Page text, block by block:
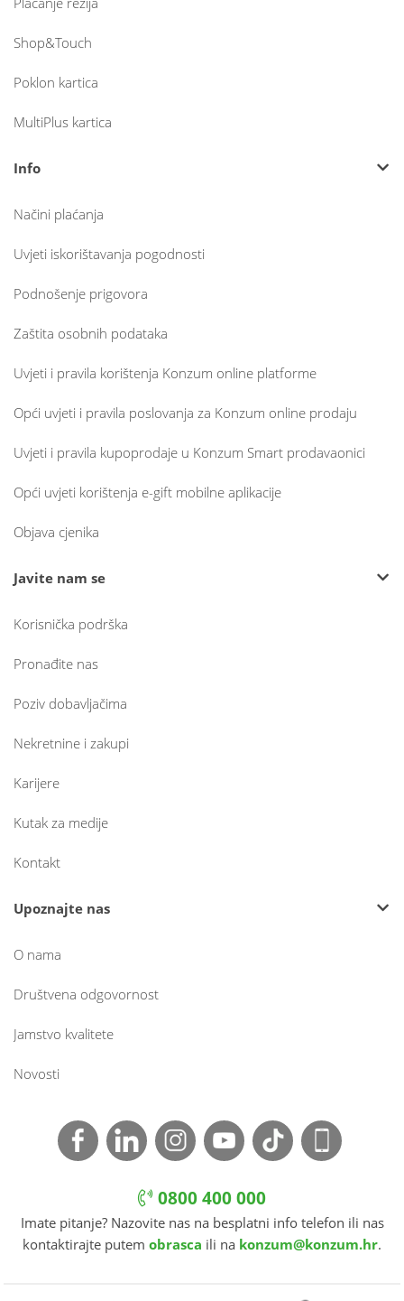
Shop&Touch
Poklon kartica
MultiPlus kartica
Info
Načini plaćanja
Uvjeti iskorištavanja pogodnosti
Podnošenje prigovora
Zaštita osobnih podataka
Uvjeti i pravila korištenja Konzum online platforme
Opći uvjeti i pravila poslovanja za Konzum online prodaju
Uvjeti i pravila kupoprodaje u Konzum Smart prodavaonici
Opći uvjeti korištenja e-gift mobilne aplikacije
Objava cjenika
Javite nam se
Korisnička podrška
Pronađite nas
Poziv dobavljačima
Nekretnine i zakupi
Karijere
Kutak za medije
Kontakt
Upoznajte nas
O nama
Društvena odgovornost
Jamstvo kvalitete
Novosti
0800 400 000
Imate pitanje? Nazovite nas na besplatni info telefon ili nas
kontaktirajte putem obrasca ili na konzum@konzum.hr.